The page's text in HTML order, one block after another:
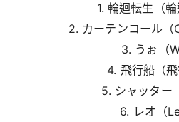
1. 輪迴転生（輪
2. カーテンコール（
3. うぉ（
4. 飛行船（飛
5. シャッター
6. レオ（